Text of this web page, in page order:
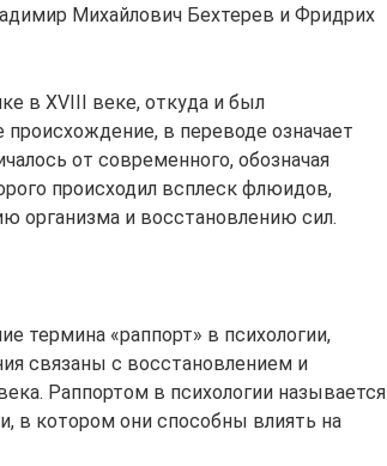
Михайлович Бехтерев и Фридрих
в XVIII веке, откуда и был
в переводе означает
от современного, обозначая
происходил всплеск флюидов,
организма и восстановлению сил.
термина «раппорт» в психологии,
связаны с восстановлением и
Раппортом в психологии называется
в котором они способны влиять на